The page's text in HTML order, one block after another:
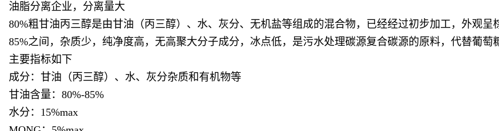
油脂分离企业，分离量大
80%粗甘油丙三醇是由甘油（丙三醇）、水、灰分、无机盐等组成的混合物，已经经过初步加工，外观
85%之间，杂质少，纯净度高，无高聚大分子成分，冰点低，是污水处理碳源复合碳源的原料，代替葡萄
主要指标如下
成分：甘油（丙三醇）、水、灰分杂质和有机物等
甘油含量：80%-85%
水分：15%max